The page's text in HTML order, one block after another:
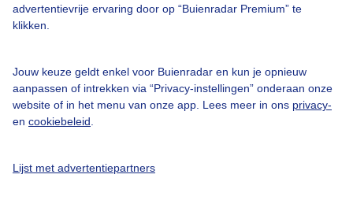
advertentievrije ervaring door op “Buienradar Premium” te
klikken.
Jouw keuze geldt enkel voor Buienradar en kun je opnieuw
aanpassen of intrekken via “Privacy-instellingen” onderaan onze
website of in het menu van onze app. Lees meer in ons privacy-
en cookiebeleid
Lijst met advertentiepartners
Contact
Adverteren
Buienradar Team
Cookie beleid